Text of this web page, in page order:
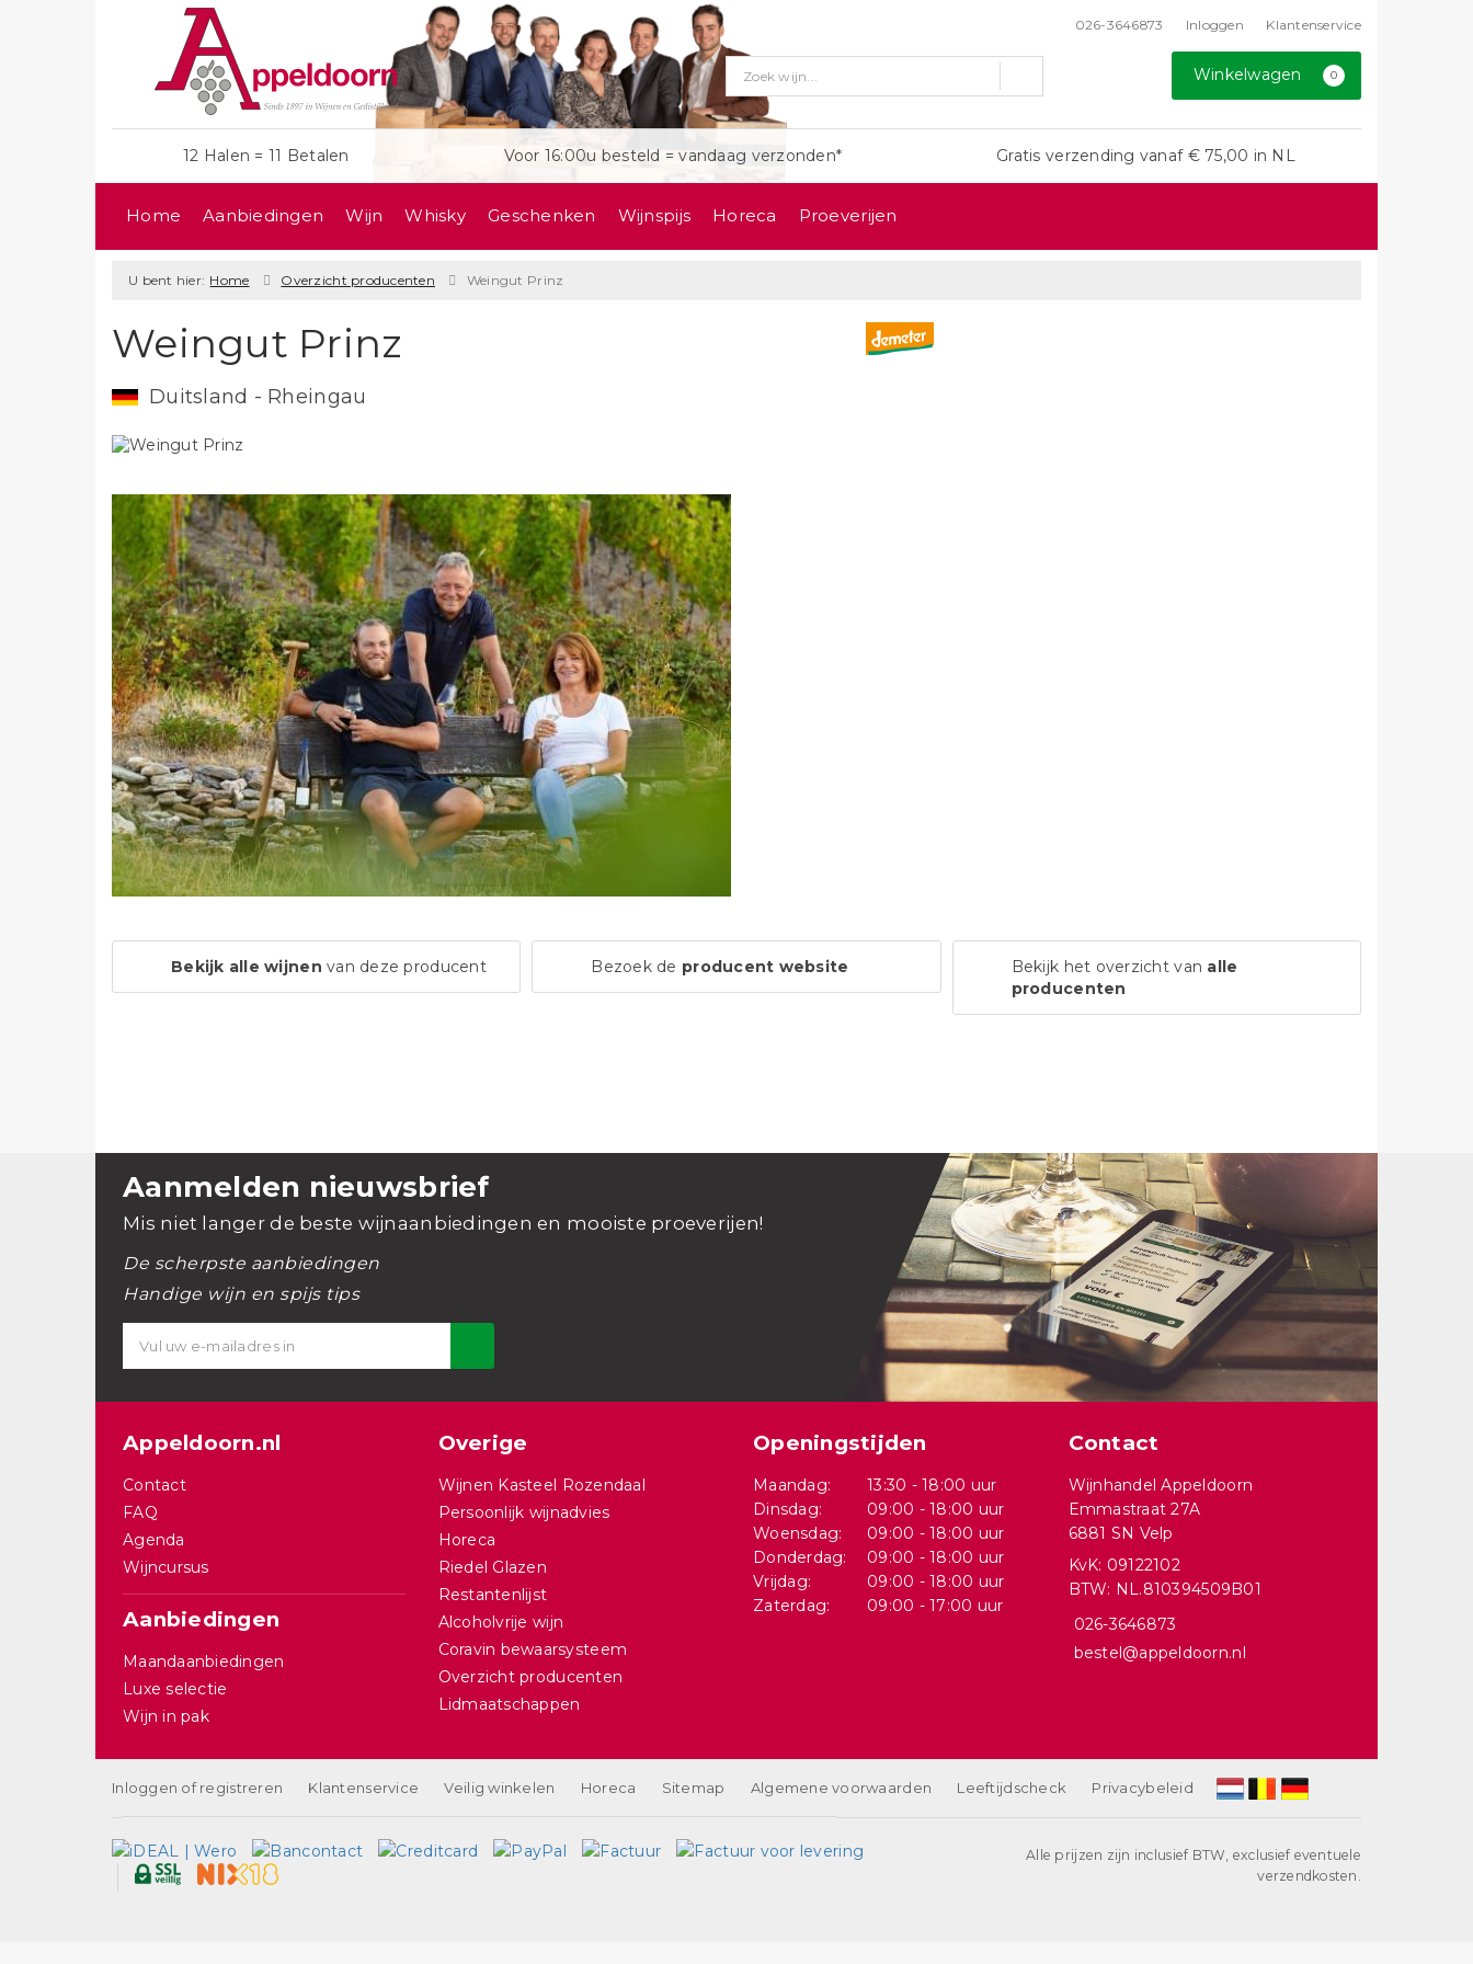
026-3646873 Inloggen Klantenservice
Winkelwagen 0
12 Halen = 11 Betalen Voor 16:00u besteld = vandaag verzonden* Gratis verzending vanaf € 75,00 in NL
Home Aanbiedingen Wijn Whisky Geschenken Wijnspijs Horeca Proeverijen
U bent hier: Home Overzicht producenten Weingut Prinz
Weingut Prinz
Duitsland - Rheingau
Bekijk alle wijnen van deze producent Bezoek de producent website Bekijk het overzicht van alle
producenten
Aanmelden nieuwsbrief
Mis niet langer de beste wijnaanbiedingen en mooiste proeverijen!
De scherpste aanbiedingen
Handige wijn en spijs tips
Appeldoorn.nl
Contact
FAQ
Agenda
Wijncursus
Aanbiedingen
Maandaanbiedingen
Luxe selectie
Wijn in pak
Overige
Wijnen Kasteel Rozendaal
Persoonlijk wijnadvies
Horeca
Riedel Glazen
Restantenlijst
Alcoholvrije wijn
Coravin bewaarsysteem
Overzicht producenten
Lidmaatschappen
Openingstijden
Maandag:
13:30 - 18:00 uur
Dinsdag:
09:00 - 18:00 uur
Woensdag:
09:00 - 18:00 uur
Donderdag:
09:00 - 18:00 uur
Vrijdag:
09:00 - 18:00 uur
Zaterdag:
09:00 - 17:00 uur
Contact
Wijnhandel Appeldoorn
Emmastraat 27A
6881 SN Velp
KvK: 09122102
BTW: NL.810394509B01
026-3646873
bestel@appeldoorn.nl
Inloggen of registreren Klantenservice Veilig winkelen Horeca Sitemap Algemene voorwaarden Leeftijdscheck Privacybeleid
Alle prijzen zijn inclusief BTW, exclusief eventuele
verzendkosten.